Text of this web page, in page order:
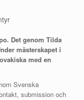
Det genom Tilda
mästerskapet i
med en
Svenska
submission och